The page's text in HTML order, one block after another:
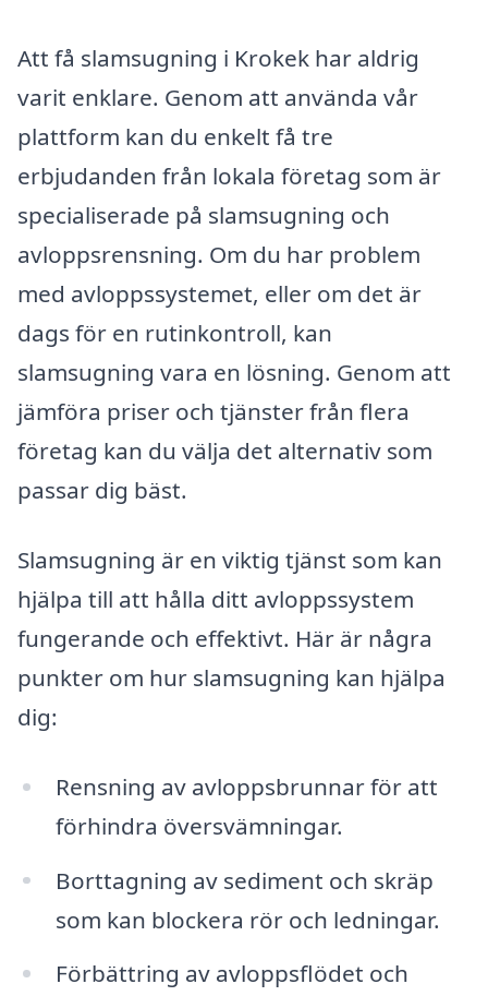
Att få slamsugning i Krokek har aldrig
varit enklare. Genom att använda vår
plattform kan du enkelt få tre
erbjudanden från lokala företag som är
specialiserade på slamsugning och
avloppsrensning. Om du har problem
med avloppssystemet, eller om det är
dags för en rutinkontroll, kan
slamsugning vara en lösning. Genom att
jämföra priser och tjänster från flera
företag kan du välja det alternativ som
passar dig bäst.
Slamsugning är en viktig tjänst som kan
hjälpa till att hålla ditt avloppssystem
fungerande och effektivt. Här är några
punkter om hur slamsugning kan hjälpa
dig:
Rensning av avloppsbrunnar för att
förhindra översvämningar.
Borttagning av sediment och skräp
som kan blockera rör och ledningar.
Förbättring av avloppsflödet och